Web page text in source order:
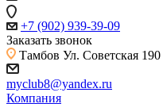
+7 (902) 939-39-09
Заказать звонок
Тамбов Ул. Советская
myclub8@yandex.ru
Компания